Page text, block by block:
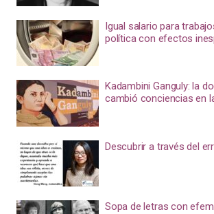
Igual salario para
política con efectos
Kadambini Ganguly: la
cambió conciencias en
Descubrir a través del
Sopa de letras con